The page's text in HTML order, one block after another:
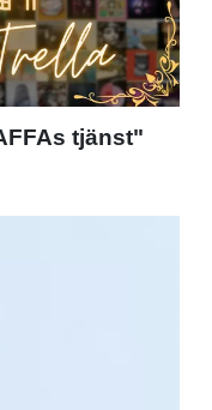
tjänst"